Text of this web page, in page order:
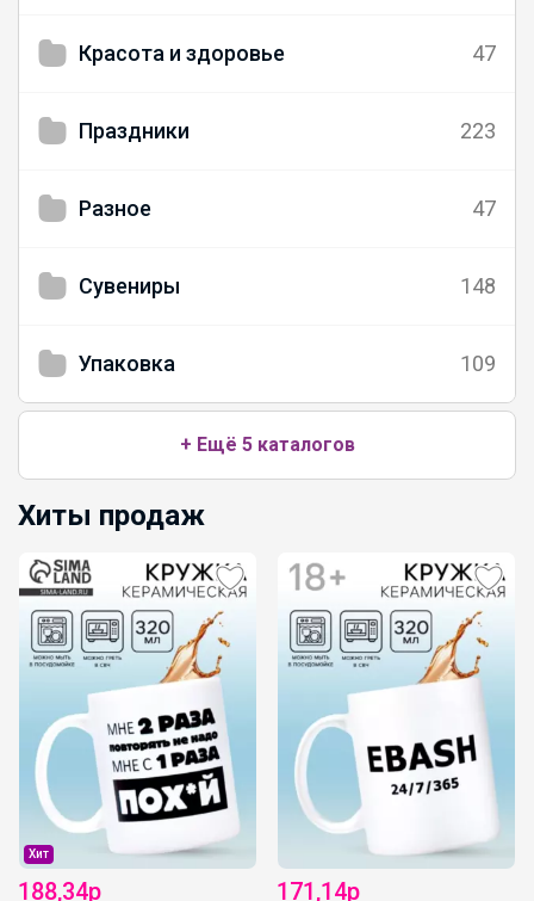
Красота и здоровье 47
Праздники 223
Разное 47
Сувениры 148
Упаковка 109
+ Ещё 5 каталогов
Хиты продаж
Хит
188,34р 171,14р